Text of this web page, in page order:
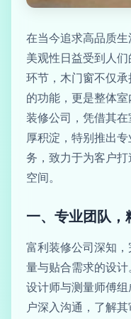
在当今追求高品质
美观性日益受到人
环节，木门窗不仅
的功能，更是整体
装修公司，凭借其
厚积淀，特别推出
务，致力于为客户
空间。
一、专业团队，
富利装修公司深知
量与贴合需求的设
设计师与测量师傅
户深入沟通，了解